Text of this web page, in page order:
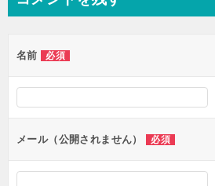
シ
ョ
ン
名前 必須
メール（公開されません） 必須